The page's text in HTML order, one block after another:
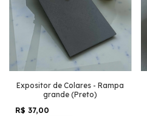
Expositor de Colares - Rampa
grande (Preto)
R$ 37,00